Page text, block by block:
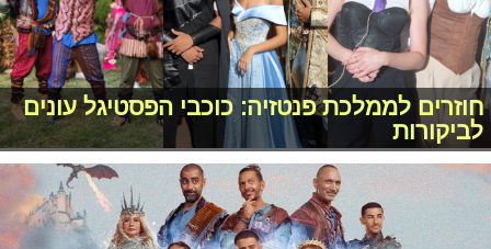
חוזרים לממלכת פנטזיה: כוכבי הפסטיגל עונים
לביקורות